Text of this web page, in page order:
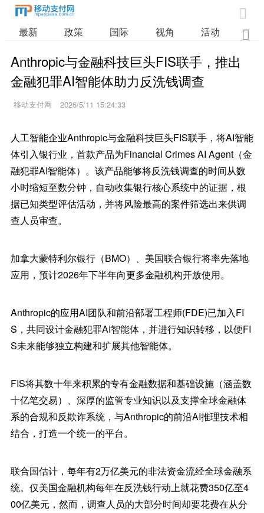

最新 政策 国际 视角 活动 业

Anthropic与金融科技巨头FIS联手，推出
金融犯罪AI智能体助力反洗钱调查
移动支付网 2026/5/11 15:24:33
人工智能企业Anthropic与金融科技巨头FIS联手，将AI智能
体引入银行业，首款产品为Financial Crimes AI Agent（金
融犯罪AI智能体）。该产品能够将反洗钱调查的时间从数
小时缩短至数分钟，自动收集银行核心系统中的证据，根
据已知类型评估活动，并将风险最高的案件筛选出来供调
查人员审查。
加拿大蒙特利尔银行（BMO）、美国联合银行将率先落地
应用，预计2026年下半年向更多金融机构开放使用。
Anthropic的应用AI团队和前沿部署工程师(FDE)已加入FI
S，共同设计金融犯罪AI智能体，并进行知识转移，以便FI
S未来能够独立构建和扩展其他智能体。
FIS将其数十年来积累的专有金融数据和基础设施（涵盖数
十亿笔交易）、深厚的监管专业知识以及支撑全球金融体
系的合规和反欺诈系统，与Anthropic的前沿AI推理技术相
结合，打造一个统一的平台。
联合国估计，每年有2万亿美元的非法资金流经全球金融系
统。仅美国金融机构每年在反洗钱行动上就花费350亿至4
00亿美元，然而，调查人员的大部分时间却要花费在从分